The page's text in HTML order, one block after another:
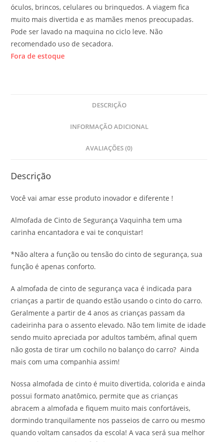
óculos, brincos, celulares ou brinquedos. A viagem fica
muito mais divertida e as mamães menos preocupadas.
Pode ser lavado na maquina no ciclo leve. Não
recomendado uso de secadora.
Fora de estoque
DESCRIÇÃO
INFORMAÇÃO ADICIONAL
AVALIAÇÕES (0)
Descrição
Você vai amar esse produto inovador e diferente !
Almofada de Cinto de Segurança Vaquinha tem uma
carinha encantadora e vai te conquistar!
*Não altera a função ou tensão do cinto de segurança, sua
função é apenas conforto.
A almofada de cinto de segurança vaca é indicada para
crianças a partir de quando estão usando o cinto do carro.
Geralmente a partir de 4 anos as crianças passam da
cadeirinha para o assento elevado. Não tem limite de idade
sendo muito apreciada por adultos também, afinal quem
não gosta de tirar um cochilo no balanço do carro? Ainda
mais com uma companhia assim!
Nossa almofada de cinto é muito divertida, colorida e ainda
possui formato anatômico, permite que as crianças
abracem a almofada e fiquem muito mais confortáveis,
dormindo tranquilamente nos passeios de carro ou mesmo
quando voltam cansados da escola! A vaca será sua melhor